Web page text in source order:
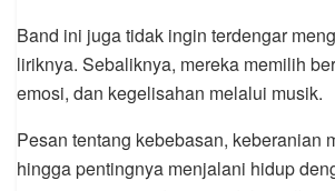
Band ini juga tidak ingin terdengar
liriknya. Sebaliknya, mereka memilih
emosi, dan kegelisahan melalui musik.
Pesan tentang kebebasan, keberanian
hingga pentingnya menjalani hidup